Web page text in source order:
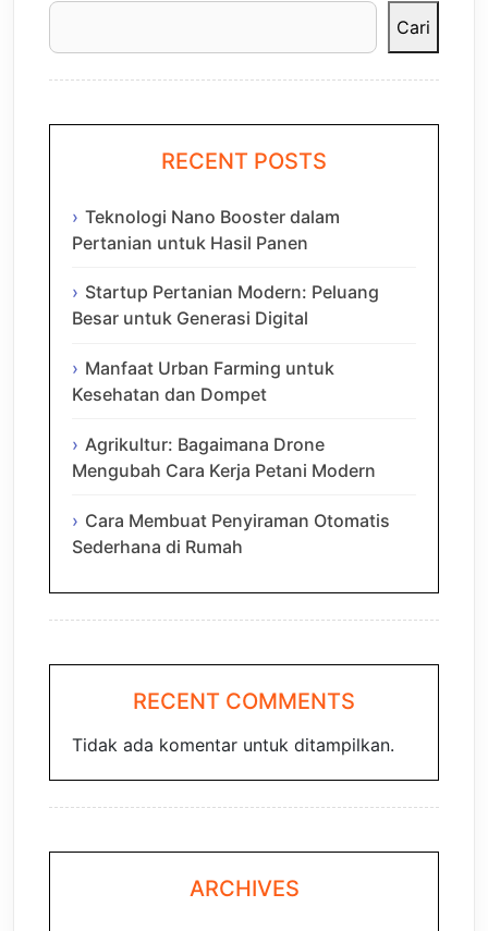
Cari
RECENT POSTS
Teknologi Nano Booster dalam
Pertanian untuk Hasil Panen
Startup Pertanian Modern: Peluang
Besar untuk Generasi Digital
Manfaat Urban Farming untuk
Kesehatan dan Dompet
Agrikultur: Bagaimana Drone
Mengubah Cara Kerja Petani Modern
Cara Membuat Penyiraman Otomatis
Sederhana di Rumah
RECENT COMMENTS
Tidak ada komentar untuk ditampilkan.
ARCHIVES